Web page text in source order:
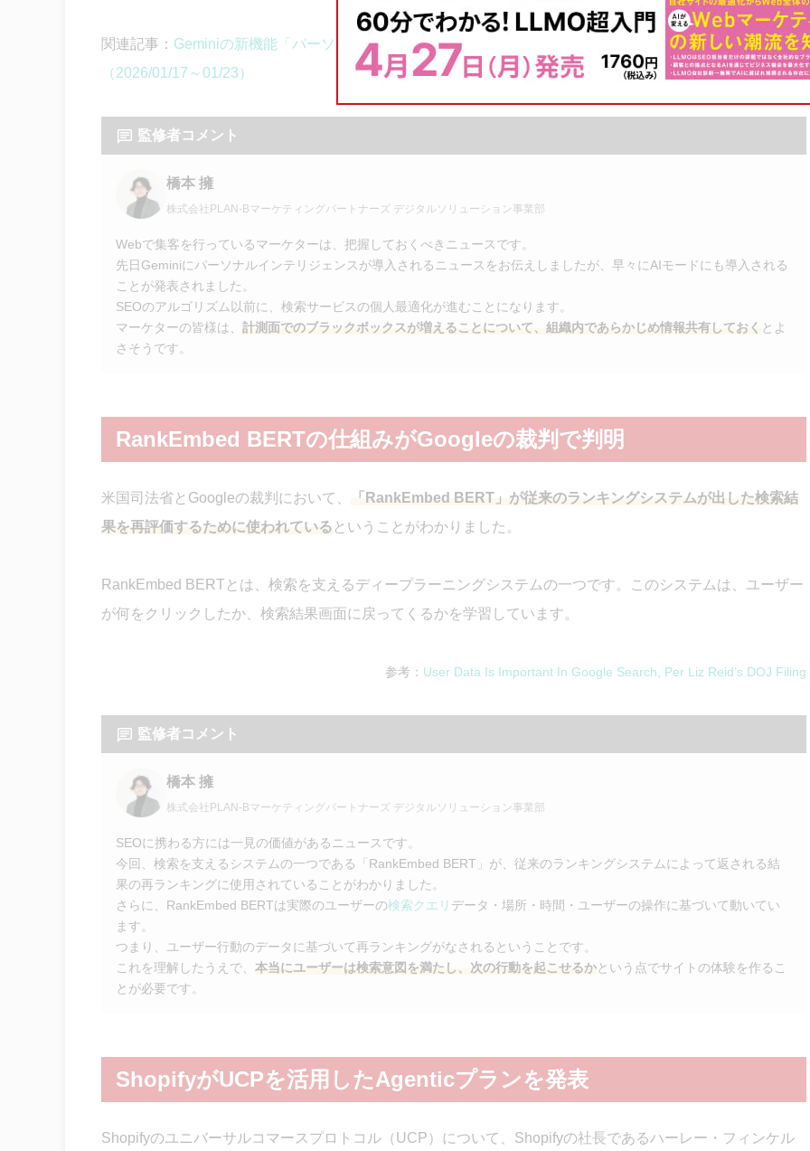
関連記事： Geminiの新機能「パーソナルインテリジェンス」が登場 – 先週のSEO最新情報まとめ
（2026/01/17～01/23）
監修者コメント
橋本 擁
株式会社PLAN-Bマーケティングパートナーズ デジタルソリューション事業部
Webで集客を行っているマーケターは、把握しておくべきニュースです。
先日Geminiにパーソナルインテリジェンスが導入されるニュースをお伝えしましたが、早々にAIモードにも導入される
ことが発表されました。
SEOのアルゴリズム以前に、検索サービスの個人最適化が進むことになります。
マーケターの皆様は、 計測面でのブラックボックスが増えることについて、組織内であらかじめ情報共有しておく とよ
さそうです。
RankEmbed BERTの仕組みがGoogleの裁判で判明
米国司法省とGoogleの裁判において、
「RankEmbed BERT」が従来のランキングシステムが出した検索結
果を再評価するために使われている ということがわかりました。
RankEmbed BERTとは、検索を支えるディープラーニングシステムの一つです。このシステムは、ユーザー
が何をクリックしたか、検索結果画面に戻ってくるかを学習しています。
参考： User Data Is Important In Google Search, Per Liz Reid’s DOJ Filing
監修者コメント
橋本 擁
株式会社PLAN-Bマーケティングパートナーズ デジタルソリューション事業部
SEOに携わる方には一見の価値があるニュースです。
今回、検索を支えるシステムの一つである「RankEmbed BERT」が、従来のランキングシステムによって返される結
果の再ランキングに使用されていることがわかりました。
さらに、RankEmbed BERTは実際のユーザーの検索クエリ データ・場所・時間・ユーザーの操作に基づいて動いてい
ます。
つまり、ユーザー行動のデータに基づいて再ランキングがなされるということです。
これを理解したうえで、 本当にユーザーは検索意図を満たし、次の行動を起こせるかという点でサイトの体験を作るこ
とが必要です。
ShopifyがUCPを活用したAgenticプランを発表
Shopifyのユニバーサルコマースプロトコル（UCP）について、Shopifyの社長であるハーレー・フィンケル